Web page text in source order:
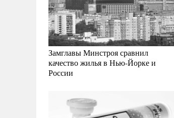
Замглавы Минстроя сравнил
качество жилья в Нью-Йорке и
России